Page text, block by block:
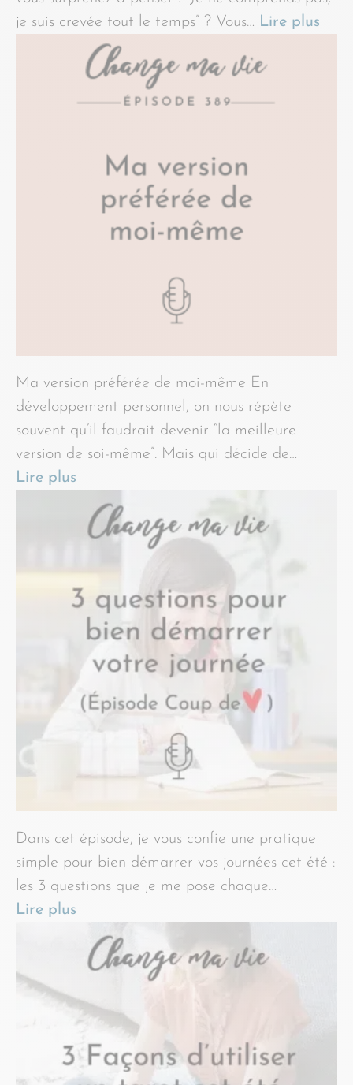
je suis crevée tout le temps” ? Vous… Lire plus
Ma version préférée de moi-même En
développement personnel, on nous répète
souvent qu’il faudrait devenir “la meilleure
version de soi-même”. Mais qui décide de…
Lire plus
Dans cet épisode, je vous confie une pratique
simple pour bien démarrer vos journées cet été :
les 3 questions que je me pose chaque…
Lire plus